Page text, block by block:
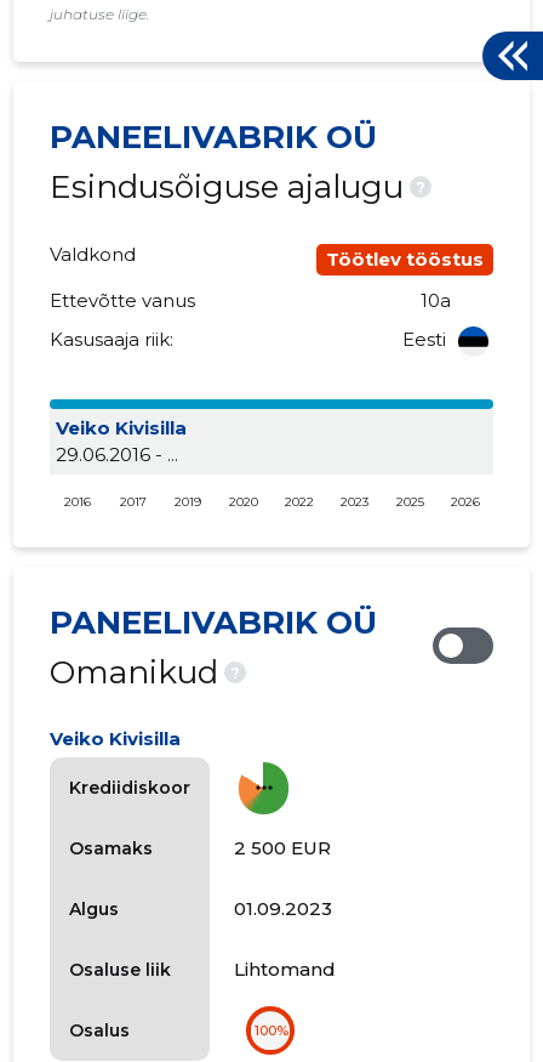
juhatuse liige.
PANEELIVABRIK OÜ
Esindusõiguse ajalugu
?
Valdkond
Töötlev tööstus
Ettevõtte vanus
10a
Kasusaaja riik:
Eesti
Veiko Kivisilla
29.06.2016 - ...
2016 2017 2019 2020 2022 2023 2025 2026
PANEELIVABRIK OÜ
Omanikud
?
Krediidiskoor
Osamaks
Algus
Osaluse liik
Osalus
Veiko Kivisilla
more_horiz
2 500 EUR
01.09.2023
Lihtomand
100%